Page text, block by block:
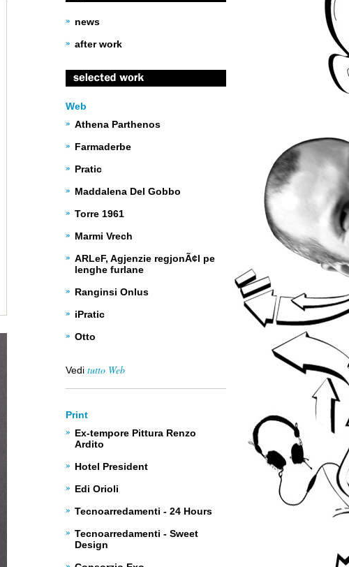
news
after work
Web
Athena Parthenos
Farmaderbe
Pratic
Maddalena Del Gobbo
Torre 1961
Marmi Vrech
ARLeF, Agjenzie regjonÃ¢l pe
lenghe furlane
Ranginsi Onlus
iPratic
Otto
Vedi tutto Web
Print
Ex-tempore Pittura Renzo
Ardito
Hotel President
Edi Orioli
Tecnoarredamenti - 24 Hours
Tecnoarredamenti - Sweet
Design